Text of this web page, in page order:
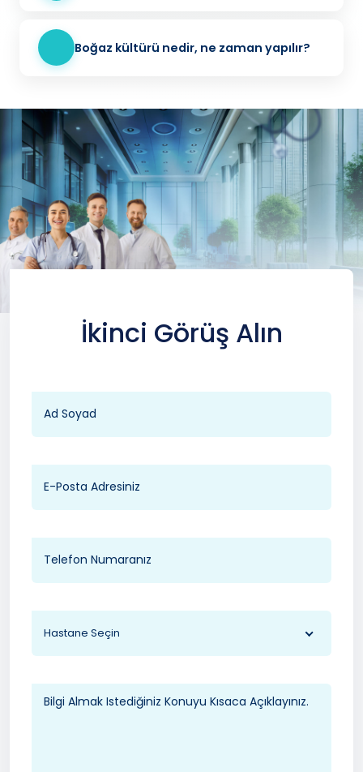
Boğaz kültürü nedir, ne zaman yapılır?
İkinci Görüş Alın
Hastane Seçin